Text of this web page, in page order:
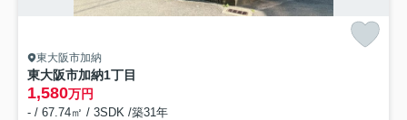
東大阪市加納
東大阪市加納1丁目
1,580万円
- / 67.74㎡ / 3SDK /築31年